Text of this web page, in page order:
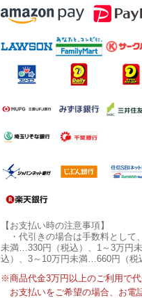
【お支払い時の注意事項】
・代引きの場合は手数料として
未満…330円（税込）、1～3万円
込）、3～10万円未満…660円（税
※商品代金3万円以上のご利用で
お支払いをご希望の場合、お電